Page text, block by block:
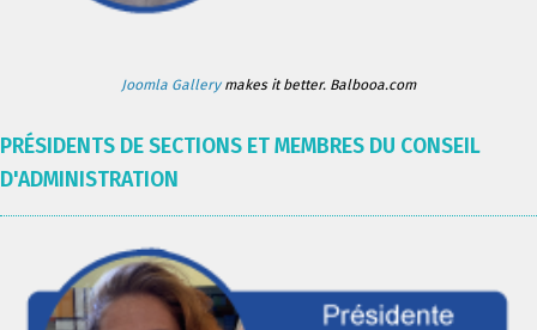
Joomla Gallerymakes it better. Balbooa.com
PRÉSIDENTS DE SECTIONS ET MEMBRES DU CONSEIL
D'ADMINISTRATION